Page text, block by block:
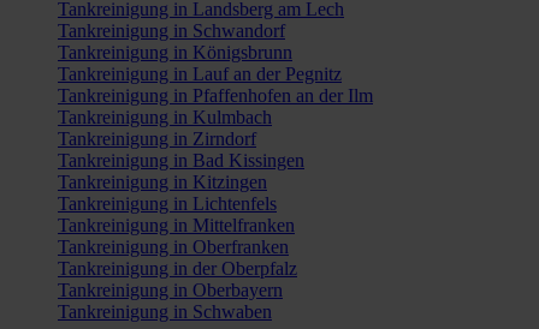
Tankreinigung in Landsberg am Lech
Tankreinigung in Schwandorf
Tankreinigung in Königsbrunn
Tankreinigung in Lauf an der Pegnitz
Tankreinigung in Pfaffenhofen an der Ilm
Tankreinigung in Kulmbach
Tankreinigung in Zirndorf
Tankreinigung in Bad Kissingen
Tankreinigung in Kitzingen
Tankreinigung in Lichtenfels
Tankreinigung in Mittelfranken
Tankreinigung in Oberfranken
Tankreinigung in der Oberpfalz
Tankreinigung in Oberbayern
Tankreinigung in Schwaben